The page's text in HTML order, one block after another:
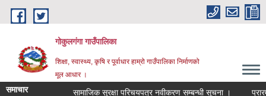
Skip to main content
गोकुलगंगा गाउँपालिका
शिक्षा, स्वास्थ्य, कृषि र पूर्वाधार हाम्रो गाउँपालिका निर्माणको
मूल आधार ।
समाचार सामाजिक सुरक्षा परिचयपत्र नवीकरण सम्बन्धी सूचना ।